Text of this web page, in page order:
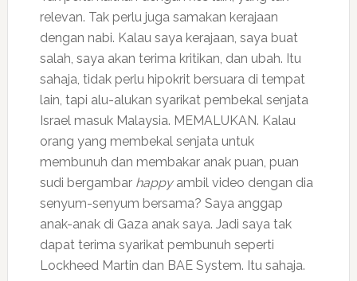
relevan. Tak perlu juga samakan kerajaan
dengan nabi. Kalau saya kerajaan, saya buat
salah, saya akan terima kritikan, dan ubah. Itu
sahaja, tidak perlu hipokrit bersuara di tempat
lain, tapi alu-alukan syarikat pembekal senjata
Israel masuk Malaysia. MEMALUKAN. Kalau
orang yang membekal senjata untuk
membunuh dan membakar anak puan, puan
sudi bergambar happy ambil video dengan dia
senyum-senyum bersama? Saya anggap
anak-anak di Gaza anak saya. Jadi saya tak
dapat terima syarikat pembunuh seperti
Lockheed Martin dan BAE System. Itu sahaja.